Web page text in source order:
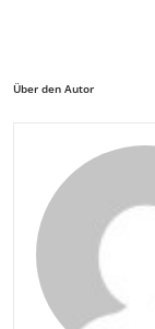
Über den Autor